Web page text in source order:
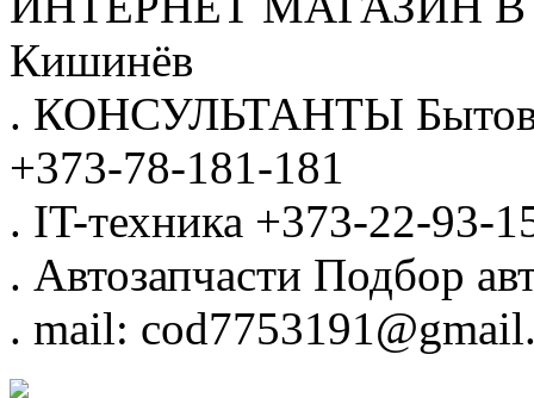
Кишинёв
. КОНСУЛЬТАНТЫ
+373-78-181-181
. IT-техника +373-22-93-
. Автозапчасти Подбор
. mail: